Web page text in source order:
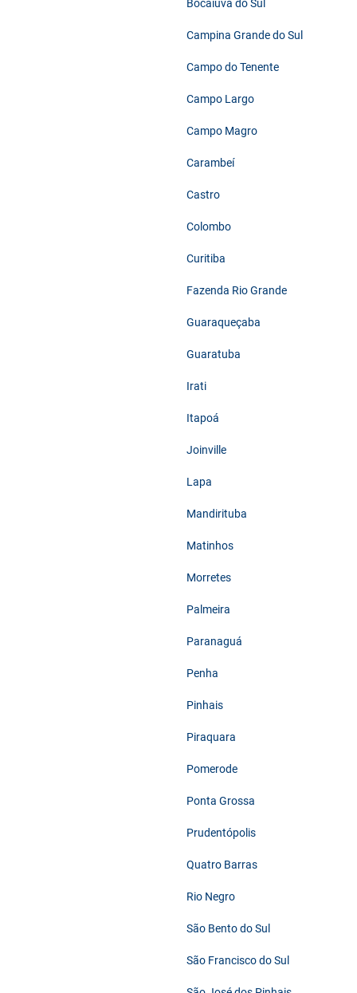
Bocaiúva do Sul
Campina Grande do Sul
Campo do Tenente
Campo Largo
Campo Magro
Carambeí
Castro
Colombo
Curitiba
Fazenda Rio Grande
Guaraqueçaba
Guaratuba
Irati
Itapoá
Joinville
Lapa
Mandirituba
Matinhos
Morretes
Palmeira
Paranaguá
Penha
Pinhais
Piraquara
Pomerode
Ponta Grossa
Prudentópolis
Quatro Barras
Rio Negro
São Bento do Sul
São Francisco do Sul